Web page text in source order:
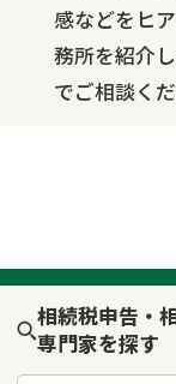
感などをヒ
務所を紹介
でご相談くだ
相続税申告・
専門家を探す